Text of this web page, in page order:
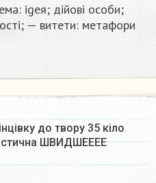
igeя; дійові особи;
— витети: метафори
до твору 35 кіло
ШВИДШЕЕЕЕ